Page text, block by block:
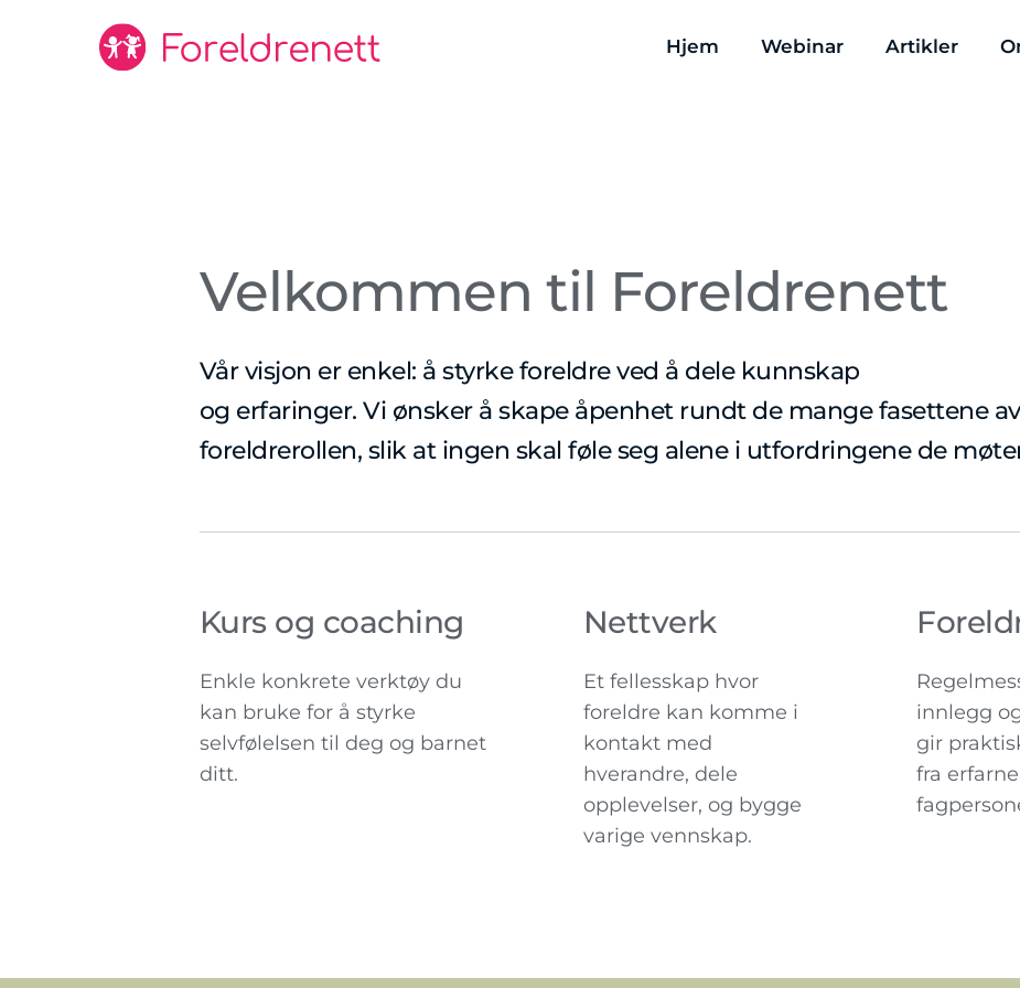
Hjem Webinar Artikler
Velkommen til Foreldrenett
Vår visjon er enkel: å styrke foreldre ved å dele kunnskap
og erfaringer. Vi ønsker å skape åpenhet rundt de mange fasettene av
foreldrerollen, slik at ingen skal føle seg alene i utfordringene de
Kurs og coaching
Enkle konkrete verktøy du
kan bruke for å styrke
selvfølelsen til deg og barnet
ditt.
Nettverk
Et fellesskap hvor
foreldre kan komme i
kontakt med
hverandre, dele
opplevelser, og bygge
varige vennskap.
innlegg
gir
fra